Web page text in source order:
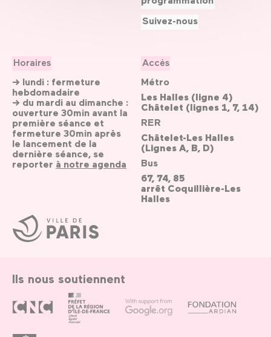
Ville
de
Paris
Horaires
→ lundi : fermeture
hebdomadaire
→ du mardi au dimanche :
ouverture 30min avant la
première séance et
fermeture 30min après
le lancement de la
dernière séance, se
reporter à notre agenda
Accès
Métro
Les Halles (ligne 4)
Châtelet (lignes 1, 7, 14)
RER
Châtelet-Les Halles
(Lignes A, B, D)
Bus
67, 74, 85
arrêt Coquillière-Les
Halles
Suivez-nous
Ils nous soutiennent